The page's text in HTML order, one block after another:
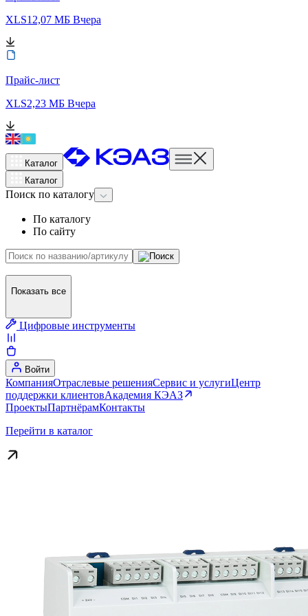
XLS12,07 МБ Вчера
Прайс-лист
XLS2,23 МБ Вчера
Каталог
Каталог
Поиск по каталогу
По каталогу
По сайту
Показать все
Цифровые инструменты
Войти
КомпанияОтраслевые решенияСервис и услугиЦентр
поддержки клиентовАкадемия КЭАЗ
ПроектыПартнёрамКонтакты
Перейти в каталог